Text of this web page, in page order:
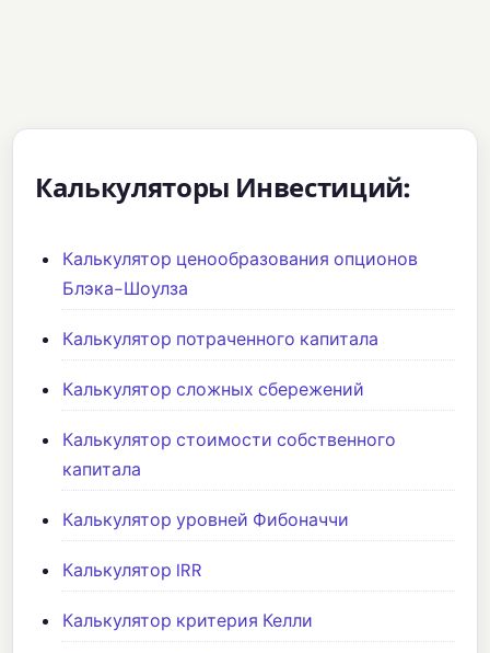
Калькуляторы Инвестиций:
Калькулятор ценообразования опционов
Блэка-Шоулза
Калькулятор потраченного капитала
Калькулятор сложных сбережений
Калькулятор стоимости собственного
капитала
Калькулятор уровней Фибоначчи
Калькулятор IRR
Калькулятор критерия Келли